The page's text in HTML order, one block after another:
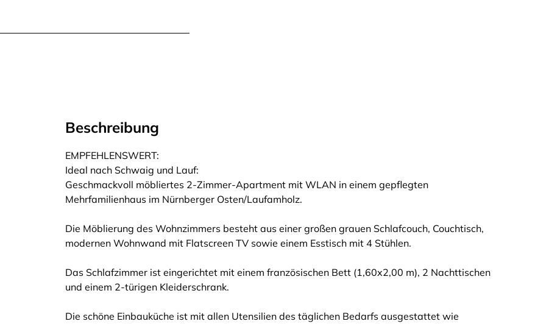
Beschreibung
EMPFEHLENSWERT:
Ideal nach Schwaig und Lauf:
Geschmackvoll möbliertes 2-Zimmer-Apartment mit WLAN in einem gepflegten
Mehrfamilienhaus im Nürnberger Osten/Laufamholz.
Die Möblierung des Wohnzimmers besteht aus einer großen grauen Schlafcouch, Couchtisch,
modernen Wohnwand mit Flatscreen TV sowie einem Esstisch mit 4 Stühlen.
Das Schlafzimmer ist eingerichtet mit einem französischen Bett (1,60x2,00 m), 2 Nachttischen
und einem 2-türigen Kleiderschrank.
Die schöne Einbauküche ist mit allen Utensilien des täglichen Bedarfs ausgestattet wie